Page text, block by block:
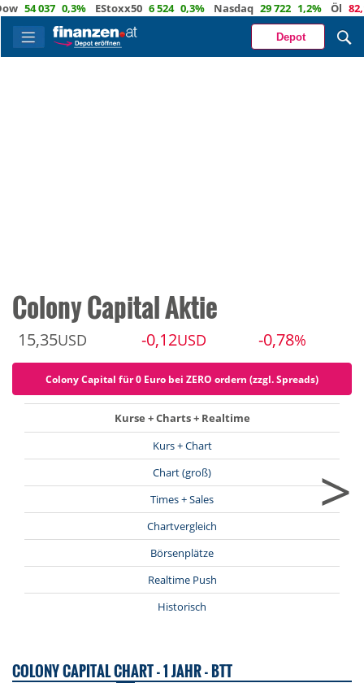
54 037 0,3% EStoxx50 6 524 0,3% Nasdaq 29 722 1,2% Öl 82,1 -
Depot
Colony Capital Aktie
15,35USD -0,12USD -0,78%
Colony Capital für 0 Euro bei ZERO ordern (zzgl. Spreads)
Kurse + Charts + Realtime
Kurs + Chart
Chart (groß)
Times + Sales
Chartvergleich
Börsenplätze
Realtime Push
Historisch
>
COLONY CAPITAL CHART - 1 JAHR - BTT